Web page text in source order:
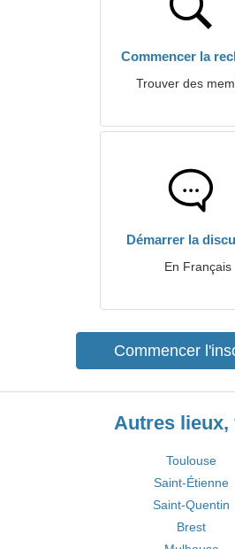
Commencer la
Trouver des
Démarrer la
En Français
Commencer
Autres lieux,
Toulouse
Saint-Étienne
Saint-Quentin
Brest